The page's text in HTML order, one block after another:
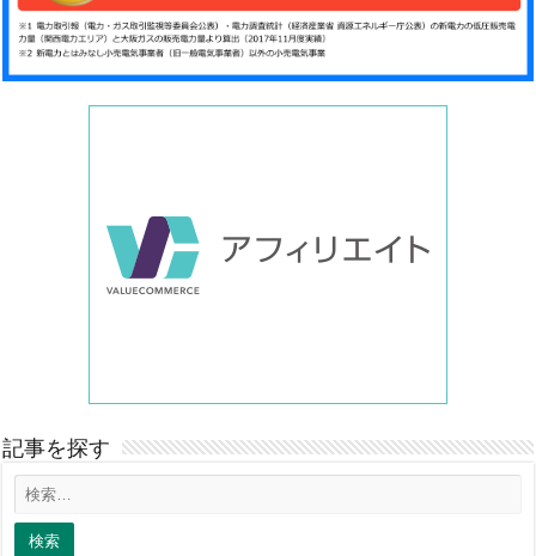
記事を探す